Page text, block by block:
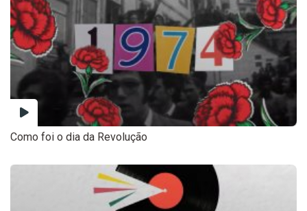
Como foi o dia da Revolução